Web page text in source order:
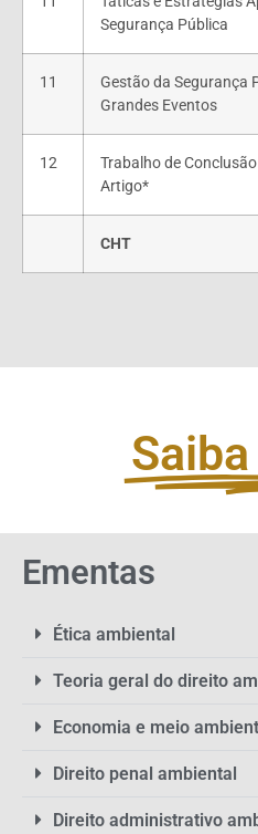
Segurança Pública
11
Gestão da Segurança
Grandes Eventos
12
Trabalho de
Artigo*
CHT
Ementas
Ética ambiental
Teoria geral do direito
Economia e meio
Direito penal ambiental
Direito administrativo